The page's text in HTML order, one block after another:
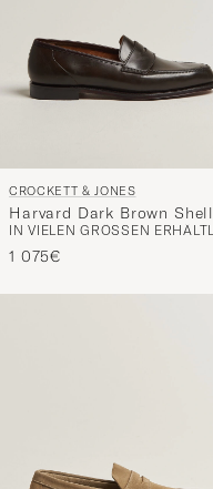
CROCKETT & JONES
Harvard Dark Brown Shell
Cordovan
1 075€